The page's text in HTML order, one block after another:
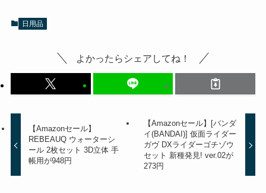
日用品
よかったらシェアしてね！
【Amazonセール】
REBEAUQ ウォーターシ
ール 2枚セット 3D立体 手
帳用が948円
【Amazonセール】[バンダ
イ(BANDAI)] 仮面ライダー
ガヴ DXライダーゴチゾウ
セット 新種発見! ver.02が
273円